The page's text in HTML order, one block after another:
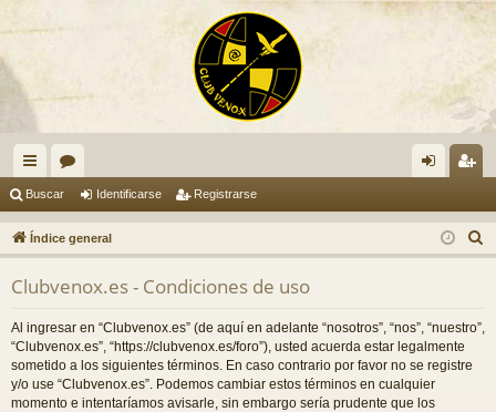
nl
ac
es
rá
pi
do
s
or
os nti
fic
se
ist
ra
e
Buscar Identificarse Registrarse
Índice general
u
Clubvenox.es - Condiciones de uso
Al ingresar en “Clubvenox.es” (de aquí en adelante “nosotros”, “nos”, “nuestro”,
“Clubvenox.es”, “https://clubvenox.es/foro”), usted acuerda estar legalmente
sometido a los siguientes términos. En caso contrario por favor no se registre
y/o use “Clubvenox.es”. Podemos cambiar estos términos en cualquier
momento e intentaríamos avisarle, sin embargo sería prudente que los